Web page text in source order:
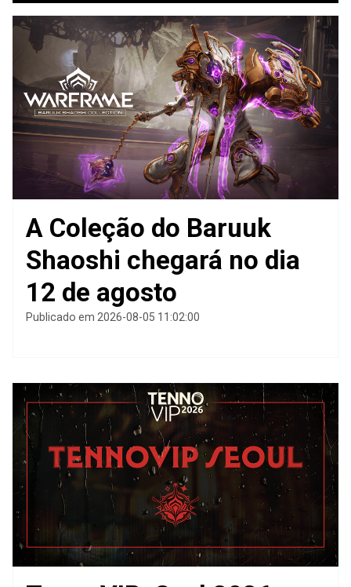
A Coleção do Baruuk
Shaoshi chegará no dia
12 de agosto
Publicado em 2026-08-05 11:02:00